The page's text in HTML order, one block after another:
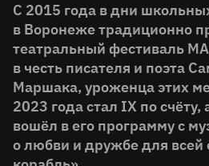
С 2015 года в дни
в Воронеже традиционно
театральный фестиваль
в честь писателя и поэта
Маршака, уроженца этих
2023 года стал IX по счёту,
вошёл в его программу с
о любви и дружбе для всей